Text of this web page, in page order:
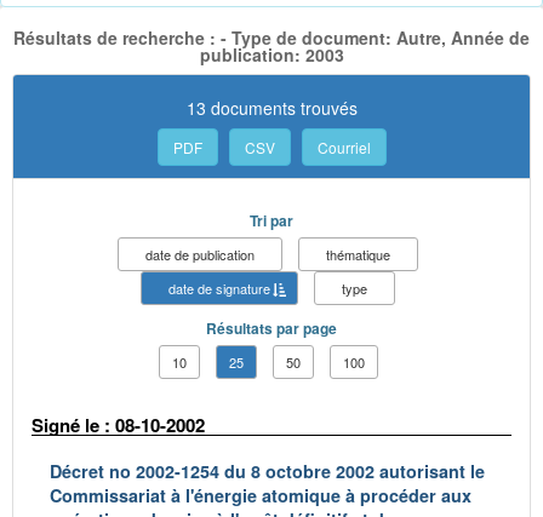
Résultats de recherche : - Type de document: Autre, Année de
publication: 2003
13 documents trouvés
PDF CSV Courriel
Tri par
date de publication
thématique
date de signature
type
Résultats par page
10 25 50 100
Signé le : 08-10-2002
Décret no 2002-1254 du 8 octobre 2002 autorisant le
Commissariat à l'énergie atomique à procéder aux